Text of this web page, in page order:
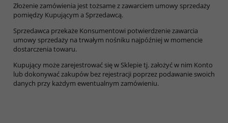
Złożenie zamówienia jest tożsame z zawarciem umowy sprzedaży
pomiędzy Kupującym a Sprzedawcą.
Sprzedawca przekaże Konsumentowi potwierdzenie zawarcia
umowy sprzedaży na trwałym nośniku najpóźniej w momencie
dostarczenia towaru.
Kupujący może zarejestrować się w Sklepie tj. założyć w nim Konto
lub dokonywać zakupów bez rejestracji poprzez podawanie swoich
danych przy każdym ewentualnym zamówieniu.